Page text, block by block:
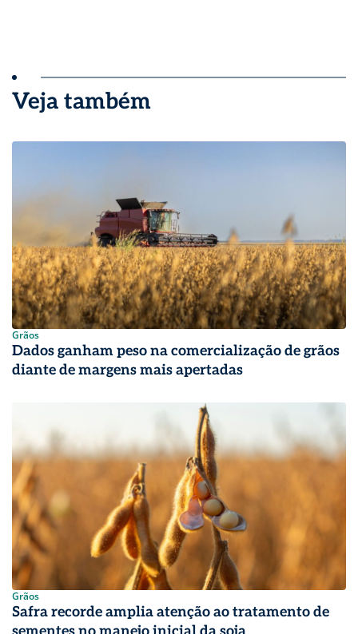
Veja também
Grãos
Dados ganham peso na comercialização de grãos
diante de margens mais apertadas
Grãos
Safra recorde amplia atenção ao tratamento de